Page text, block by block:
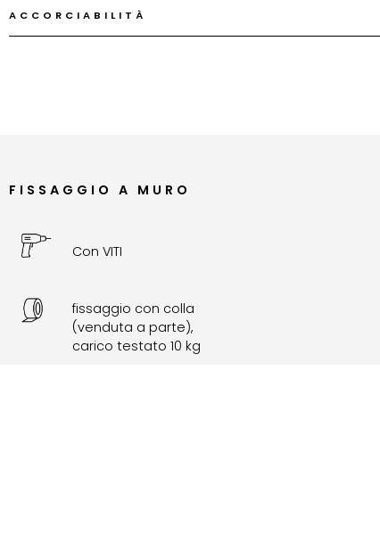
ACCORCIABILITÀ
FISSAGGIO A MURO
Con VITI
fissaggio con colla
(venduta a parte),
carico testato 10 kg